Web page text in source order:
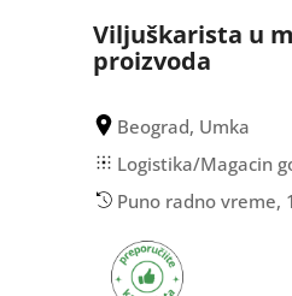
Viljuškarista u
proizvoda
Beograd, Umka
Logistika/Magacin
Puno radno vreme,